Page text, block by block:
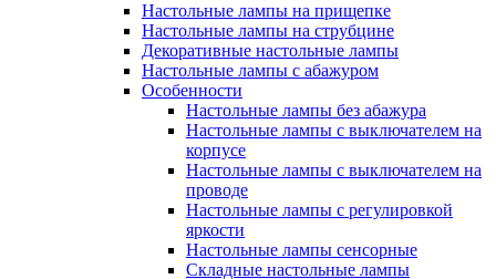
Настольные лампы на прищепке
Настольные лампы на струбцине
Декоративные настольные лампы
Настольные лампы с абажуром
Особенности
Настольные лампы без абажура
Настольные лампы с выключателем на
корпусе
Настольные лампы с выключателем на
проводе
Настольные лампы с регулировкой
яркости
Настольные лампы сенсорные
Складные настольные лампы